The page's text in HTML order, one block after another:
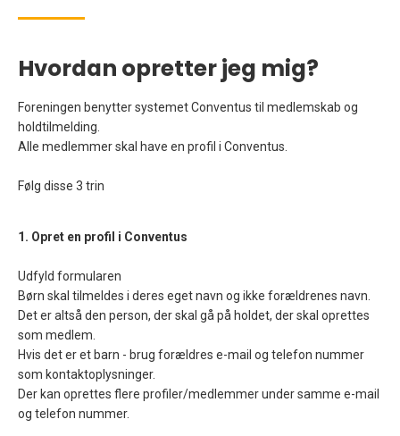
Hvordan opretter jeg mig?
Foreningen benytter systemet Conventus til medlemskab og
holdtilmelding.
Alle medlemmer skal have en profil i Conventus.
Følg disse 3 trin
1. Opret en profil i Conventus
Udfyld formularen
Børn skal tilmeldes i deres eget navn og ikke forældrenes navn.
Det er altså den person, der skal gå på holdet, der skal oprettes
som medlem.
Hvis det er et barn - brug forældres e-mail og telefon nummer
som kontaktoplysninger.
Der kan oprettes flere profiler/medlemmer under samme e-mail
og telefon nummer.